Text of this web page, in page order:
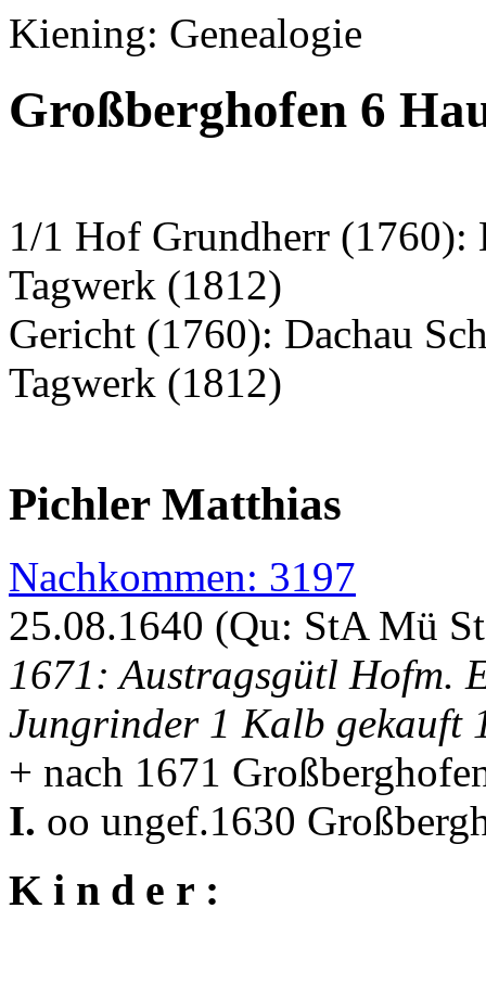
Kiening: Genealogie
Großberghofen 6
1/1 Hof Grundherr (1760):
Tagwerk (1812)
Gericht (1760): Dachau
Tagwerk (1812)
Pichler Matthias
Nachkommen: 3197
25.08.1640 (Qu: StA Mü
1671: Austragsgütl Hofm.
Jungrinder 1 Kalb gekauft
+ nach 1671
I. oo ungef.1630
K i n d e r :